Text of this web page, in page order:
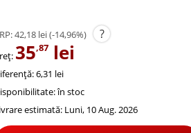
42,18 lei(-14,96%) ?
35,87 lei
6,31 lei
în stoc
estimată: Luni, 10 Aug. 2026